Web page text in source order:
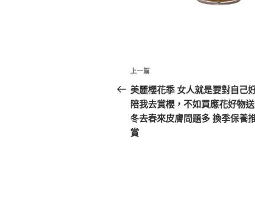
文
章
導
覽
上
一
篇
文
章
上一篇
美麗櫻花季 女人就是要對自己
陪我去賞櫻，不如買應花好物
冬去春來皮膚問題多 換季保養
賞